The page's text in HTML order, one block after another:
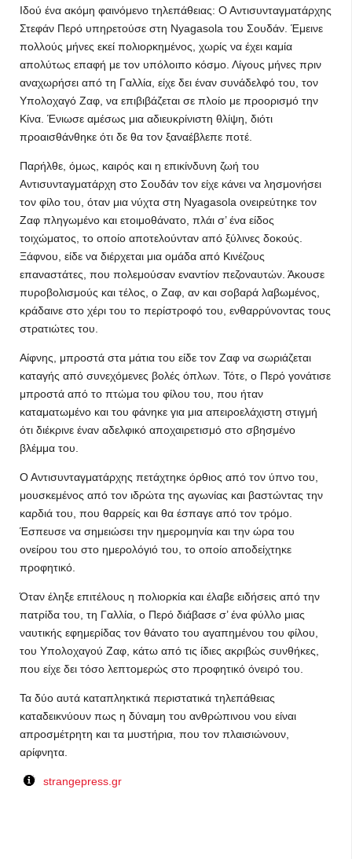
Ιδού ένα ακόμη φαινόμενο τηλεπάθειας: Ο Αντισυνταγματάρχης
Στεφάν Περό υπηρετούσε στη Nyagasola του Σουδάν. Έμεινε
πολλούς μήνες εκεί πολιορκημένος, χωρίς να έχει καμία
απολύτως επαφή με τον υπόλοιπο κόσμο. Λίγους μήνες πριν
αναχωρήσει από τη Γαλλία, είχε δει έναν συνάδελφό του, τον
Υπολοχαγό Ζαφ, να επιβιβάζεται σε πλοίο με προορισμό την
Κίνα. Ένιωσε αμέσως μια αδιευκρίνιστη θλίψη, διότι
προαισθάνθηκε ότι δε θα τον ξαναέβλεπε ποτέ.
Παρήλθε, όμως, καιρός και η επικίνδυνη ζωή του
Αντισυνταγματάρχη στο Σουδάν τον είχε κάνει να λησμονήσει
τον φίλο του, όταν μια νύχτα στη Nyagasola ονειρεύτηκε τον
Ζαφ πληγωμένο και ετοιμοθάνατο, πλάι σ’ ένα είδος
τοιχώματος, το οποίο αποτελούνταν από ξύλινες δοκούς.
Ξάφνου, είδε να διέρχεται μια ομάδα από Κινέζους
επαναστάτες, που πολεμούσαν εναντίον πεζοναυτών. Άκουσε
πυροβολισμούς και τέλος, ο Ζαφ, αν και σοβαρά λαβωμένος,
κράδαινε στο χέρι του το περίστροφό του, ενθαρρύνοντας τους
στρατιώτες του.
Αίφνης, μπροστά στα μάτια του είδε τον Ζαφ να σωριάζεται
καταγής από συνεχόμενες βολές όπλων. Τότε, ο Περό γονάτισε
μπροστά από το πτώμα του φίλου του, που ήταν
καταματωμένο και του φάνηκε για μια απειροελάχιστη στιγμή
ότι διέκρινε έναν αδελφικό αποχαιρετισμό στο σβησμένο
βλέμμα του.
Ο Αντισυνταγματάρχης πετάχτηκε όρθιος από τον ύπνο του,
μουσκεμένος από τον ιδρώτα της αγωνίας και βαστώντας την
καρδιά του, που θαρρείς και θα έσπαγε από τον τρόμο.
Έσπευσε να σημειώσει την ημερομηνία και την ώρα του
ονείρου του στο ημερολόγιό του, το οποίο αποδείχτηκε
προφητικό.
Όταν έληξε επιτέλους η πολιορκία και έλαβε ειδήσεις από την
πατρίδα του, τη Γαλλία, ο Περό διάβασε σ’ ένα φύλλο μιας
ναυτικής εφημερίδας τον θάνατο του αγαπημένου του φίλου,
του Υπολοχαγού Ζαφ, κάτω από τις ίδιες ακριβώς συνθήκες,
που είχε δει τόσο λεπτομερώς στο προφητικό όνειρό του.
Τα δύο αυτά καταπληκτικά περιστατικά τηλεπάθειας
καταδεικνύουν πως η δύναμη του ανθρώπινου νου είναι
απροσμέτρητη και τα μυστήρια, που τον πλαισιώνουν,
αρίφνητα.
strangepress.gr